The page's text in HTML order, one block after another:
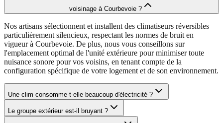
voisinage à Courbevoie ?
Nos artisans sélectionnent et installent des climatiseurs réversibles
particulièrement silencieux, respectant les normes de bruit en
vigueur à Courbevoie. De plus, nous vous conseillons sur
l'emplacement optimal de l'unité extérieure pour minimiser toute
nuisance sonore pour vos voisins, en tenant compte de la
configuration spécifique de votre logement et de son environnement.
Une clim consomme-t-elle beaucoup d'électricité ?
Le groupe extérieur est-il bruyant ?